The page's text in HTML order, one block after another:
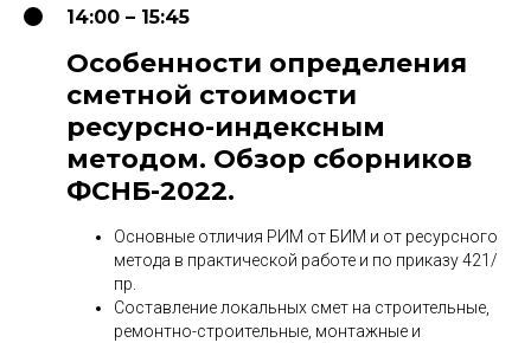
14:00 – 15:45
Особенности определения
сметной стоимости
ресурсно-индексным
методом. Обзор сборников
ФСНБ-2022.
Основные отличия РИМ от БИМ и от ресурсного
метода в практической работе и по приказу 421/
пр.
Составление локальных смет на строительные,
ремонтно-строительные, монтажные и